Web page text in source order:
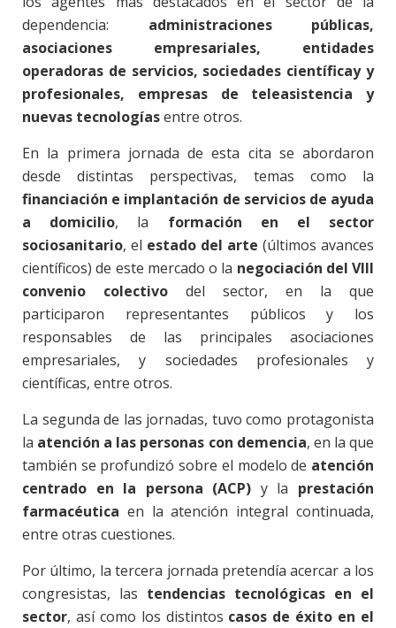
dependencia: administraciones públicas,
asociaciones empresariales, entidades
operadoras de servicios, sociedades científicay y
profesionales, empresas de teleasistencia y
nuevas tecnologíasentre otros.
En la primera jornada de esta cita se abordaron
desde distintas perspectivas, temas como la
financiación e implantación de servicios de ayuda
a domicilio, la formación en el sector
sociosanitario, el estado del arte (últimos avances
científicos) de este mercado o la negociación del VIII
convenio colectivo del sector, en la que
participaron representantes públicos y los
responsables de las principales asociaciones
empresariales, y sociedades profesionales y
científicas, entre otros.
La segunda de las jornadas, tuvo como protagonista
la atención a las personas con demencia, en la que
también se profundizó sobre el modelo de atención
centrado en la persona (ACP) y la prestación
farmacéutica en la atención integral continuada,
entre otras cuestiones.
Por último, la tercera jornada pretendía acercar a los
congresistas, las tendencias tecnológicas en el
sector, así como los distintos casos de éxito en el